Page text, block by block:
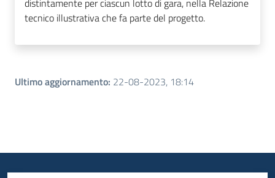
distintamente per ciascun lotto di gara, nella Relazione
tecnico illustrativa che fa parte del progetto.
Ultimo aggiornamento: 22-08-2023, 18:14